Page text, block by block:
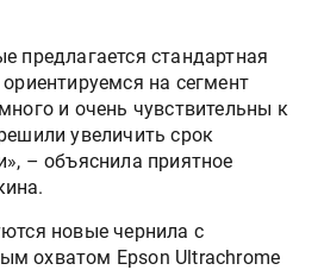
предлагается стандартная
на сегмент
и очень чувствительны к
увеличить срок
– объяснила приятное
новые чернила с
охватом Epson Ultrachrome